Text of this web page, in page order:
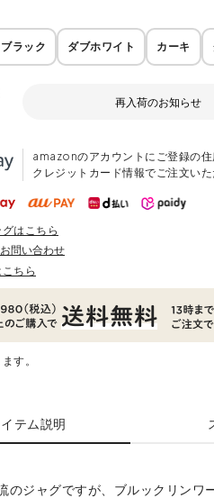
ブラック ダブホワイト カーキ
再入荷のお知らせ
amazonのアカウントにご登録の住
クレジットカード情報でご注文いた
はこちら
問い合わせ
ちら
す。
テム説明
のジャグですが、ブルックリンワ